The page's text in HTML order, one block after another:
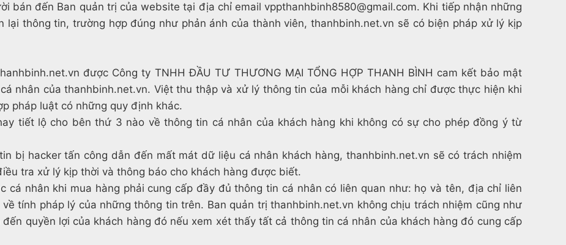
bán đến Ban quản trị của website tại địa chỉ email vppthanhbinh8580@gmail.com. Khi tiếp nhận những
lại thông tin, trường hợp đúng như phản ánh của thành viên, thanhbinh.net.vn sẽ có biện pháp xử lý kịp
được Công ty TNHH ĐẦU TƯ THƯƠNG MẠI TỔNG HỢP THANH BÌNH cam kết bảo mật
nhân của thanhbinh.net.vn. Việt thu thập và xử lý thông tin của mỗi khách hàng chỉ được thực hiện khi
pháp luật có những quy định khác.
tiết lộ cho bên thứ 3 nào về thông tin cá nhân của khách hàng khi không có sự cho phép đồng ý từ
bị hacker tấn công dẫn đến mất mát dữ liệu cá nhân khách hàng, thanhbinh.net.vn sẽ có trách nhiệm
tra xử lý kịp thời và thông báo cho khách hàng được biết.
cá nhân khi mua hàng phải cung cấp đầy đủ thông tin cá nhân có liên quan như: họ và tên, địa chỉ liên
tính pháp lý của những thông tin trên. Ban quản trị thanhbinh.net.vn không chịu trách nhiệm cũng như
quyền lợi của khách hàng đó nếu xem xét thấy tất cả thông tin cá nhân của khách hàng đó cung cấp